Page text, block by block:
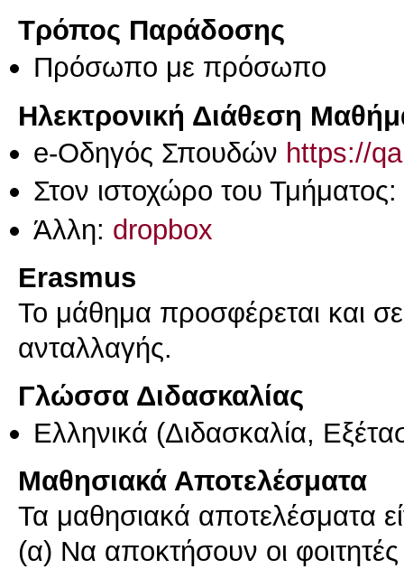
Τρόπος Παράδοσης
Πρόσωπο με πρόσωπο
Ηλεκτρονική Διάθεση
e-Οδηγός Σπουδών https://
Στον ιστοχώρο του Τμήματος:
Άλλη: dropbox
Erasmus
Το μάθημα προσφέρεται και
ανταλλαγής.
Γλώσσα Διδασκαλίας
Ελληνικά (Διδασκαλία,
Μαθησιακά Αποτελέσματα
Τα μαθησιακά αποτελέσματα
(α) Να αποκτήσουν οι